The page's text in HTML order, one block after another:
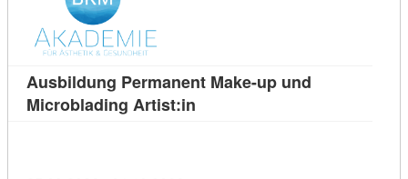
Ausbildung Permanent Make-up und
Microblading Artist:in